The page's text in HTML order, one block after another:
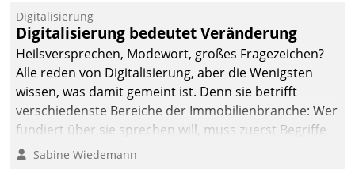
Jahresbeginn eine
Überblick, Einsicht und
Eingriff bietende Lösung.
Zur Entwicklung setzte
man auf
Cloudtechnologie,
bewährte und Startup-
agile Projektmethoden.
Digitalisierung
Digitalisierung bedeutet Veränderung
Heilsversprechen, Modewort, großes Fragezeichen?
Alle reden von Digitalisierung, aber die Wenigsten
wissen, was damit gemeint ist. Denn sie betrifft
verschiedenste Bereiche der Immobilienbranche: Wer
fundiert über sie sprechen will, muss zuerst Begriffe
klären. Ein Aspekt ist die betriebliche Optimierung:
Sabine Wiedemann